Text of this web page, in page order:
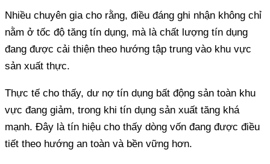
Nhiều chuyên gia cho rằng, điều đáng ghi nhận không chỉ
nằm ở tốc độ tăng tín dụng, mà là chất lượng tín dụng
đang được cải thiện theo hướng tập trung vào khu vực
sản xuất thực.
Thực tế cho thấy, dư nợ tín dụng bất động sản toàn khu
vực đang giảm, trong khi tín dụng sản xuất tăng khá
mạnh. Đây là tín hiệu cho thấy dòng vốn đang được điều
tiết theo hướng an toàn và bền vững hơn.